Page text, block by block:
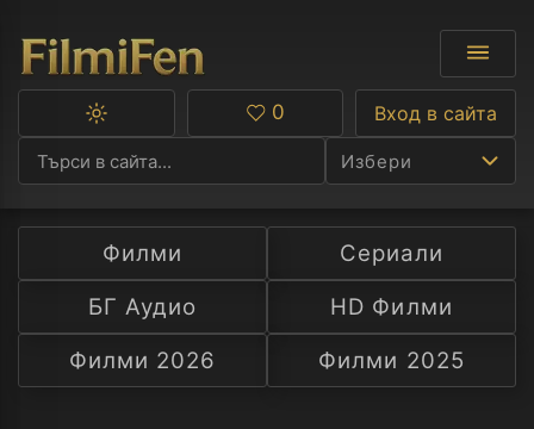
Избери
Ф
С
А
Превключване
тъмна
тема
Любими
0 Вход в сайта
Филми
Сериали
БГ Аудио
HD Филми
Филми 2026
Филми 2025